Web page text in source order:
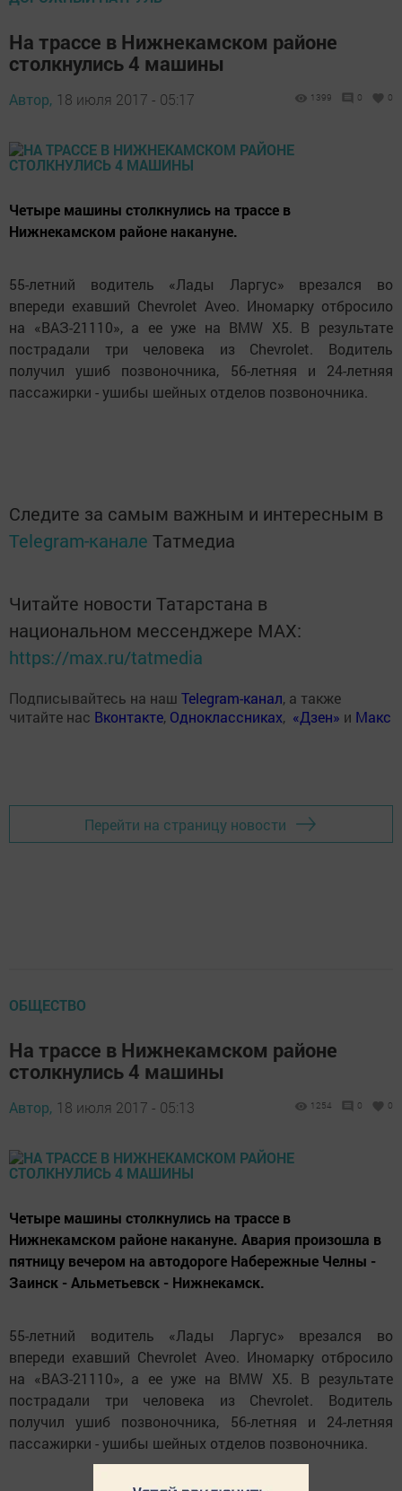
На трассе в Нижнекамском районе
столкнулись 4 машины
Автор, 18 июля 2017 - 05:17 1399 0 0
Четыре машины столкнулись на трассе в
Нижнекамском районе накануне.
55-летний водитель «Лады Ларгус» врезался во
впереди ехавший Chevrolet Aveo. Иномарку отбросило
на «ВАЗ-21110», а ее уже на ВМW Х5. В результате
пострадали три человека из Chevrolet. Водитель
получил ушиб позвоночника, 56-летняя и 24-летняя
пассажирки - ушибы шейных отделов позвоночника.
Следите за самым важным и интересным в
Telegram-канале Татмедиа
Читайте новости Татарстана в
национальном мессенджере MАХ:
https://max.ru/tatmedia
Подписывайтесь на наш Telegram-канал, а также
читайте нас Вконтакте, Одноклассниках, «Дзен» и Макс
Перейти на страницу новости
ОБЩЕСТВО
На трассе в Нижнекамском районе
столкнулись 4 машины
Автор, 18 июля 2017 - 05:13 1254 0 0
Четыре машины столкнулись на трассе в
Нижнекамском районе накануне. Авария произошла в
пятницу вечером на автодороге Набережные Челны -
Заинск - Альметьевск - Нижнекамск.
55-летний водитель «Лады Ларгус» врезался во
впереди ехавший Chevrolet Aveo. Иномарку отбросило
на «ВАЗ-21110», а ее уже на ВМW Х5. В результате
пострадали три человека из Chevrolet. Водитель
получил ушиб позвоночника, 56-летняя и 24-летняя
пассажирки - ушибы шейных отделов позвоночника.